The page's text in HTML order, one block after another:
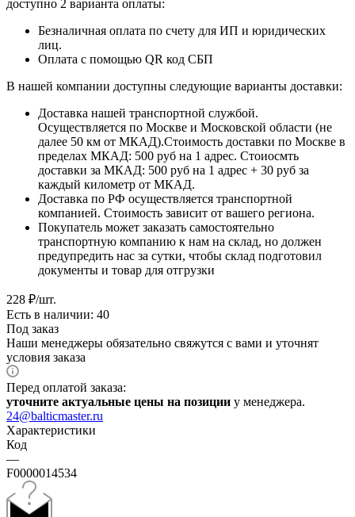
доступно 2 варианта оплаты:
Безналичная оплата по счету для ИП и юридических
лиц.
Оплата с помощью QR код СБП
В нашей компании доступны следующие варианты доставки:
Доставка нашей транспортной службой.
Осуществляется по Москве и Московской области (не
далее 50 км от МКАД).Стоимость доставки по Москве в
пределах МКАД: 500 руб на 1 адрес. Стоиосмть
доставки за МКАД: 500 руб на 1 адрес + 30 руб за
каждый километр от МКАД.
Доставка по РФ осуществляется транспортной
компанией. Стоимость зависит от вашего региона.
Покупатель может заказать самостоятельно
транспортную компанию к нам на склад, но должен
предупредить нас за сутки, чтобы склад подготовил
документы и товар для отгрузки
228 ₽/шт.
Есть в наличии: 40
Под заказ
Наши менеджеры обязательно свяжутся с вами и уточнят
условия заказа
Перед оплатой заказа:
уточните актуальные цены на позиции у менеджера.
24@balticmaster.ru
Характеристики
Код
—
F0000014534